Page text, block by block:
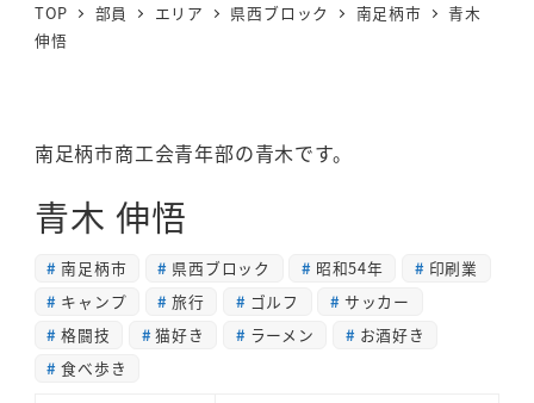
TOP 部員 エリア 県西ブロック 南足柄市
青木
伸悟
南足柄市商工会青年部の青木です。
青木 伸悟
南足柄市 県西ブロック 昭和54年
印刷業
キャンプ
旅行 ゴルフ
サッカー
格闘技
猫好き ラーメン
お酒好き
食べ歩き